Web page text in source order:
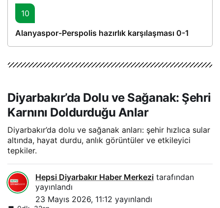
10
Alanyaspor-Perspolis hazırlık karşılaşması 0-1
Diyarbakır’da Dolu ve Sağanak: Şehri
Karnını Doldurduğu Anlar
Diyarbakır’da dolu ve sağanak anları: şehir hızlıca sular
altında, hayat durdu, anlık görüntüler ve etkileyici
tepkiler.
Hepsi Diyarbakır Haber Merkezi tarafından
yayınlandı
23 Mayıs 2026, 11:12 yayınlandı